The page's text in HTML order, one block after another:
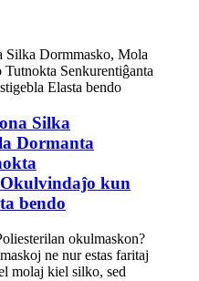
Silka
Dormanta
kun
bendo
okulmaskon?
ne nur estas faritaj
molaj kiel silko, sed